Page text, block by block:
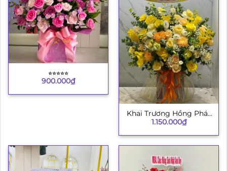
⭐︎⭐︎⭐︎⭐︎⭐︎
900.000₫
Khai Trương Hồng Phát
8
1.150.000₫